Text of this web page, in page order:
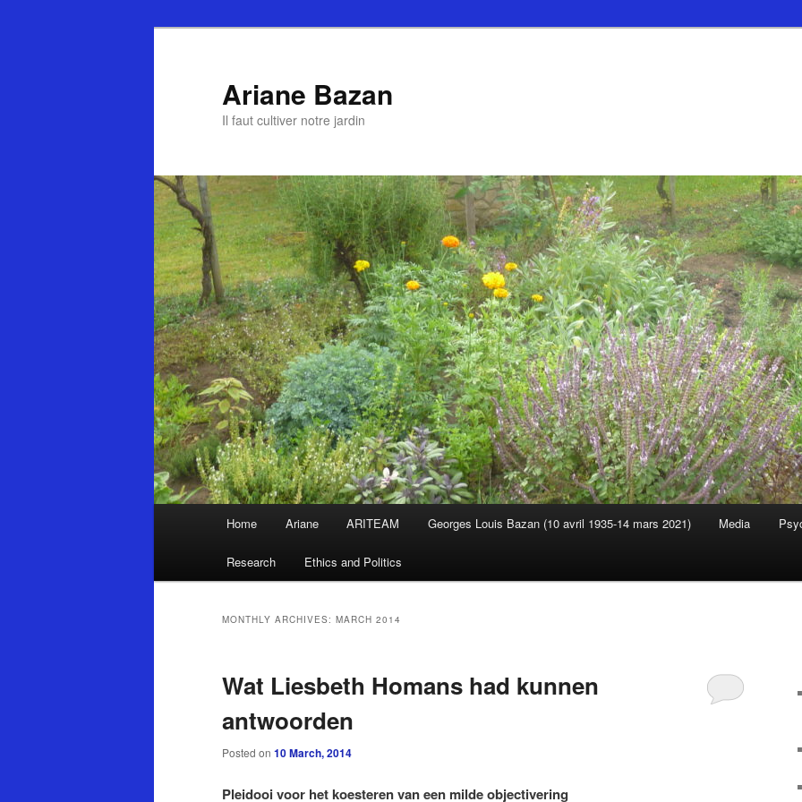
Ariane Bazan
Il faut cultiver notre jardin
Skip
to
primary
Skip
to
secondary
Home Ariane ARITEAM Georges Louis Bazan (10 avril 1935-14 mars 2021) Media
Research Ethics and Politics
MONTHLY ARCHIVES: MARCH 2014
Wat Liesbeth Homans had kunnen
antwoorden
Posted on 10 March, 2014
Pleidooi voor het koesteren van een milde objectivering